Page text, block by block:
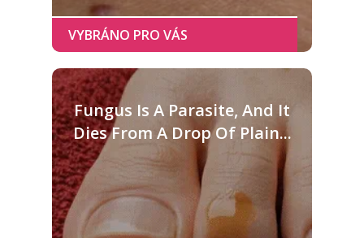
Fungus Is A Parasite, And It
Dies From A Drop Of Plain...